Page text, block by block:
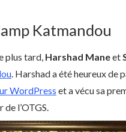
Katmandou
plus tard, Harshad Maneet
. Harshad a été heureux de
WordPress et a vécu sa
l’OTGS.